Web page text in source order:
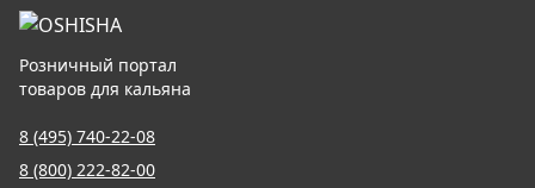
Розничный портал
товаров для кальяна
8 (495) 740-22-08
8 (800) 222-82-00